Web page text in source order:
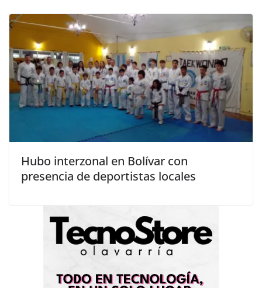
Hubo interzonal en Bolívar con
presencia de deportistas locales